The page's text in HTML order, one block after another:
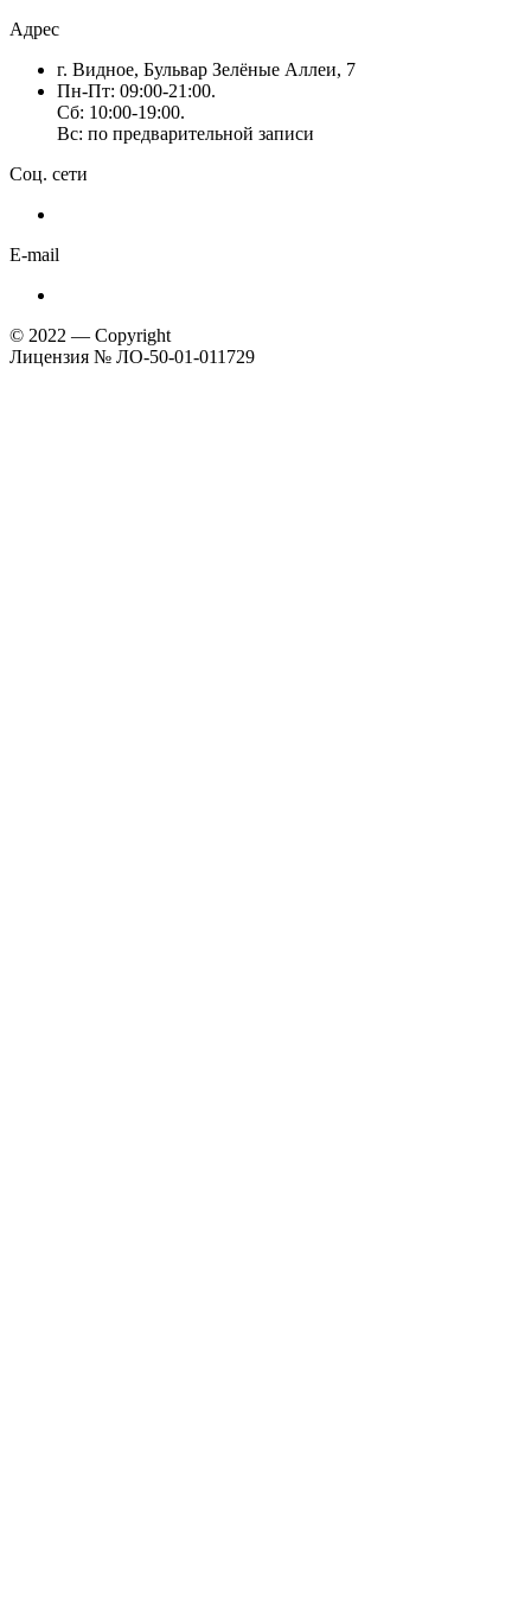
Адрес
г. Видное, Бульвар Зелёные Аллеи, 7
Пн-Пт: 09:00-21:00.
Сб: 10:00-19:00.
Вс: по предварительной записи
Соц. сети
E-mail
© 2022 — Copyright
Лицензия № ЛО-50-01-011729